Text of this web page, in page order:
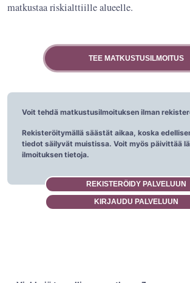
matkustaa riskialttiille alueelle.
Voit tehdä matkustusilmoituksen ilman
Rekisteröitymällä säästät aikaa, koska
tiedot säilyvät muistissa. Voit myös päivittää
ilmoituksen tietoja.